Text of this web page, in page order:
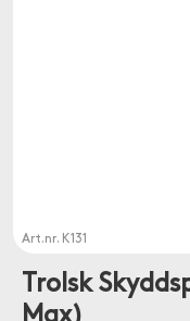
Art.nr. K131
Trolsk